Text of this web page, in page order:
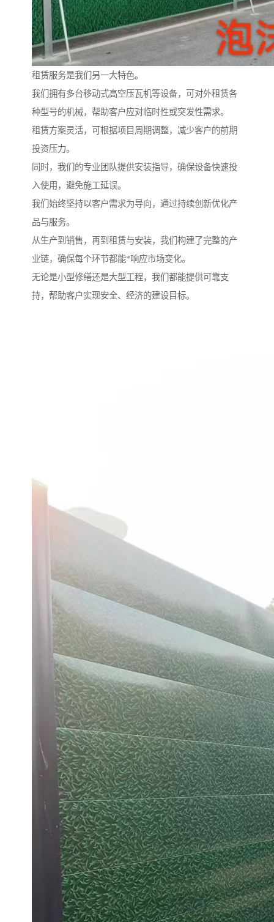
租赁服务是我们另一大特色。
我们拥有多台移动式高空压瓦机等设备，可对外租赁各
种型号的机械，帮助客户应对临时性或突发性需求。
租赁方案灵活，可根据项目周期调整，减少客户的前期
投资压力。
同时，我们的专业团队提供安装指导，确保设备快速投
入使用，避免施工延误。
我们始终坚持以客户需求为导向，通过持续创新优化产
品与服务。
从生产到销售，再到租赁与安装，我们构建了完整的产
业链，确保每个环节都能*响应市场变化。
无论是小型修缮还是大型工程，我们都能提供可靠支
持，帮助客户实现安全、经济的建设目标。